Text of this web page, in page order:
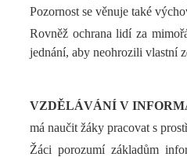
Pozornost se věnuje také
Rovněž ochrana lidí za
jednání, aby neohrozili vlastní
VZDĚLÁVÁNÍ V
má naučit žáky pracovat s
Žáci porozumí základům